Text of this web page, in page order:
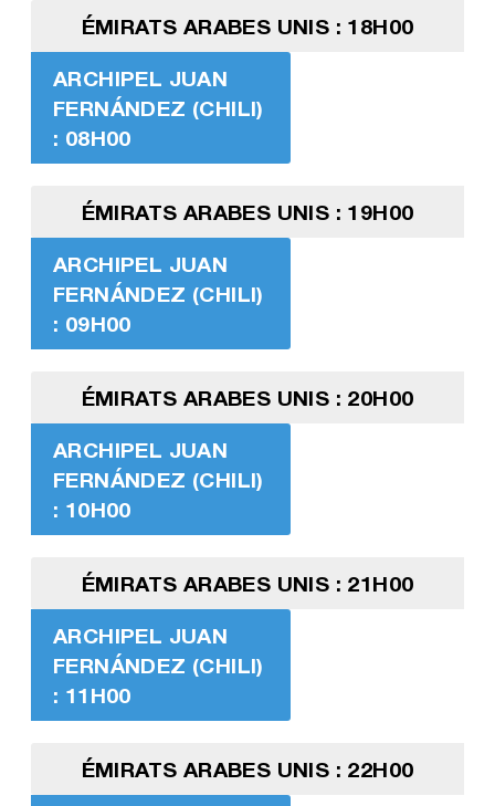
ÉMIRATS ARABES UNIS : 18H00
ARCHIPEL JUAN
FERNÁNDEZ (CHILI)
: 08H00
ÉMIRATS ARABES UNIS : 19H00
ARCHIPEL JUAN
FERNÁNDEZ (CHILI)
: 09H00
ÉMIRATS ARABES UNIS : 20H00
ARCHIPEL JUAN
FERNÁNDEZ (CHILI)
: 10H00
ÉMIRATS ARABES UNIS : 21H00
ARCHIPEL JUAN
FERNÁNDEZ (CHILI)
: 11H00
ÉMIRATS ARABES UNIS : 22H00